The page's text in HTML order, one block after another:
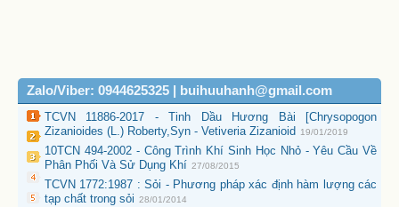
Zalo/Viber: 0944625325 | buihuuhanh@gmail.com
TCVN 11886-2017 - Tinh Dầu Hương Bài [Chrysopogon
Zizanioides (L.) Roberty,Syn - Vetiveria Zizanioid
19/01/2019
10TCN 494-2002 - Công Trình Khí Sinh Học Nhỏ - Yêu Cầu Về
Phân Phối Và Sử Dụng Khí 27/08/2015
TCVN 1772:1987 : Sỏi - Phương pháp xác định hàm lượng các
tạp chất trong sỏi 28/01/2014